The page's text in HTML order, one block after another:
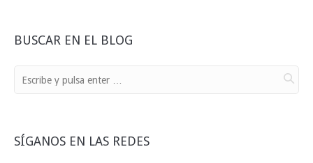
BUSCAR EN EL BLOG
SÍGANOS EN LAS REDES